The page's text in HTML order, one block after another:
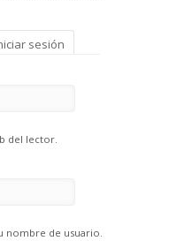
sesión
del lector.
nombre de usuario.